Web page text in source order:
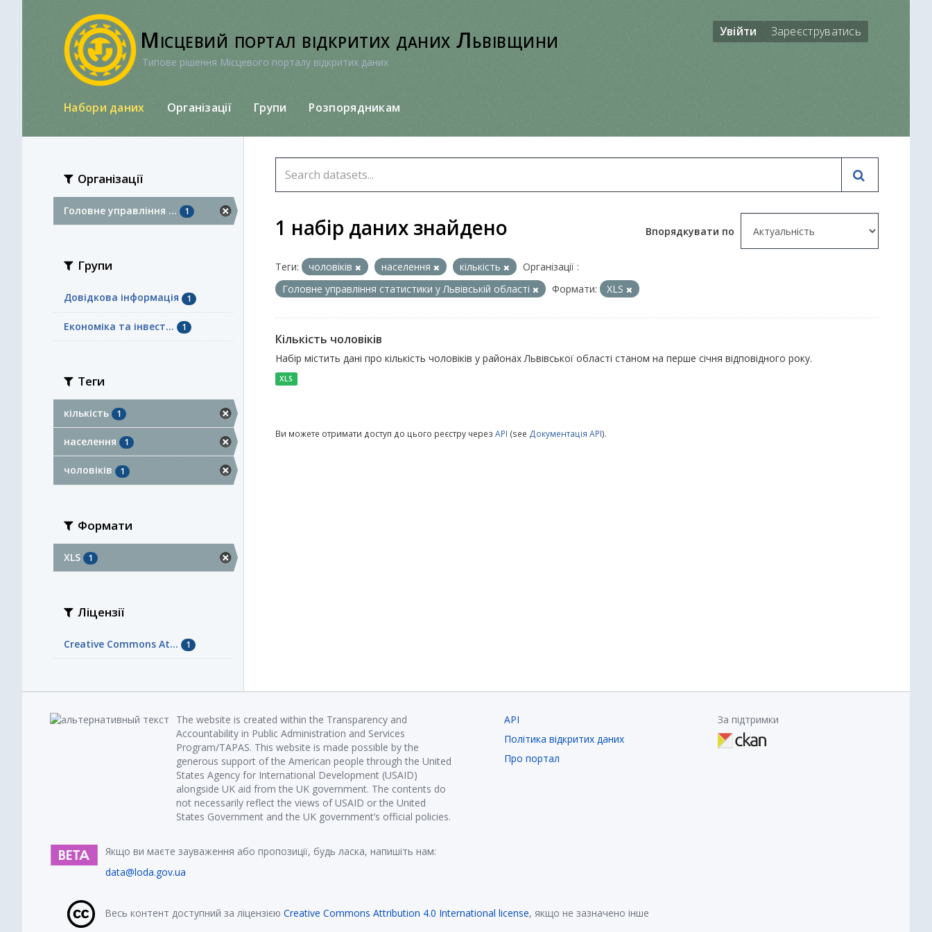
Місцевий портал відкритих даних Львівщини
Типове рішення Місцевого порталу відкритих даних
Увійти Зареєструватись
Набори даних Організації Групи Розпорядникам
Організації
Головне управління ... 1
Групи
Довідкова інформація 1
Економіка та інвест... 1
Теги
кількість 1
населення 1
чоловіків 1
Формати
XLS 1
Ліцензії
Creative Commons At... 1
Впорядкувати по
1 набір даних знайдено
Теги: чоловіків населення кількість
Організації :
Головне управління статистики у Львівській області
Формати: XLS
Кількість чоловіків
Набір містить дані про кількість чоловіків у районах Львівської області станом на перше січня відповідного року.
XLS
Ви можете отримати доступ до цього реєстру через API (see Документація API).
The website is created within the Transparency and
Accountability in Public Administration and Services
Program/TAPAS. This website is made possible by the
generous support of the American people through the United
States Agency for International Development (USAID)
alongside UK aid from the UK government. The contents do
not necessarily reflect the views of USAID or the United
States Government and the UK government’s official policies.
Якщо ви маєте зауваження або пропозиції, будь ласка, напишіть нам:
data@loda.gov.ua
API
Політика відкритих даних
Про портал
За підтримки
Весь контент доступний за ліцензією Creative Commons Attribution 4.0 International license, якщо не зазначено інше